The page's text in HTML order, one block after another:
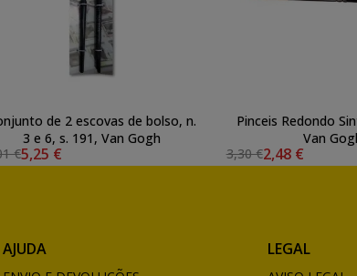
de 2 escovas de bolso, n.
3 e 6, s. 191, Van Gogh
€5,25 €
Pinceis Redondo
Van
3,30 €2,48 €
AJUDA LEGAL